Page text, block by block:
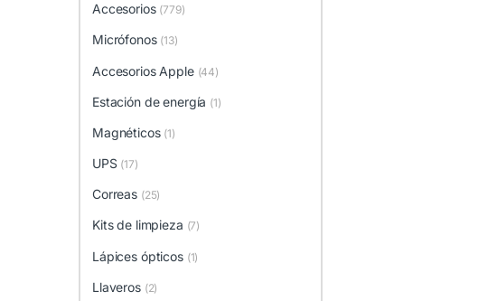
Accesorios (779)
Micrófonos (13)
Accesorios Apple (44)
Estación de energía (1)
Magnéticos (1)
UPS (17)
Correas (25)
Kits de limpieza (7)
Lápices ópticos (1)
Llaveros (2)